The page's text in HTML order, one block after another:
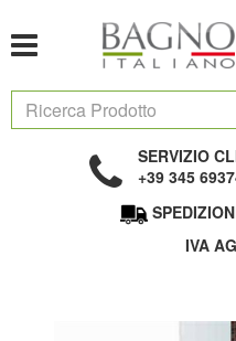
SERVIZIO
+39 345
IVA